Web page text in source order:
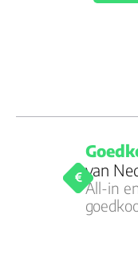
van
All-in